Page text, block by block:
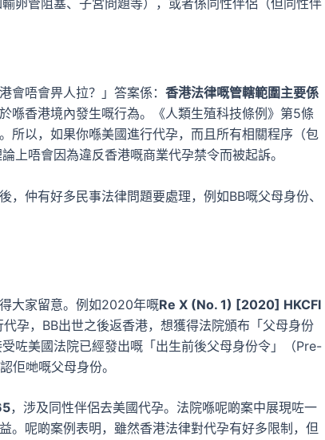
會唔會畀人拉？」答案係： 香港法律嘅管轄範圍主要係
喺香港境內發生嘅行為。《人類生殖科技條例》第5條
所以，如果你喺美國進行代孕，而且所有相關程序（包
上唔會因為違反香港嘅商業代孕禁令而被起訴。
仲有好多民事法律問題要處理，例如BB嘅父母身份、
大家留意。例如2020年嘅Re X (No. 1) [2020] HKCFI
孕，BB出世之後返香港，想獲得法院頒布「父母身份
咗美國法院已經發出嘅「出生前後父母身份令」（Pre-
哋嘅父母身份。
，涉及同性伴侶去美國代孕。法院喺呢啲案中展現咗一
。呢啲案例表明，雖然香港法律對代孕有好多限制，但